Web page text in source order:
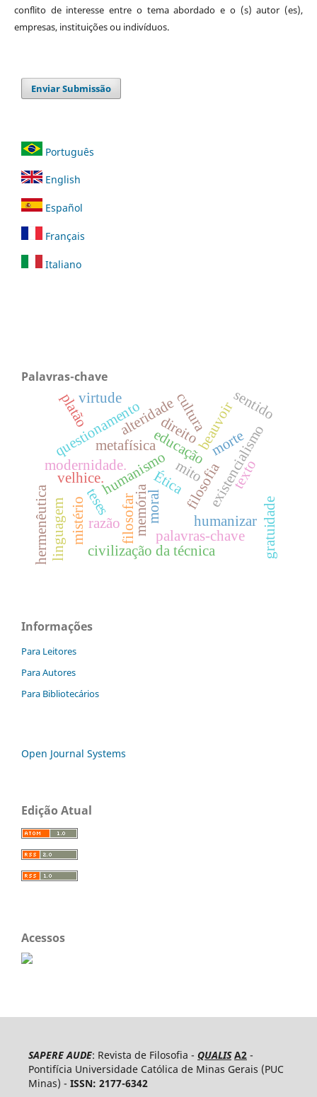
conflito de interesse entre o tema abordado e o (s) autor (es),
empresas, instituições ou indivíduos.
Enviar Submissão
Português
English
Español
Français
Italiano
Palavras-chave
filosofia
humanizar
humanismo
modernidade.
Ética
educaçãobeauvoir
existencialismo
memória
morte
velhice.
filosofar
civilização da técnica gratuidade
questionamento
mistério palavras-chave
metafísica direito
moral
cultura
linguagem
hermenêutica
platãovirtudealteridade sentido
teses
razão
mito texto
Informações
Para Leitores
Para Autores
Para Bibliotecários
Open Journal Systems
Edição Atual
Acessos
SAPERE AUDE: Revista de Filosofia - QUALIS A2-
Pontifícia Universidade Católica de Minas Gerais (PUC
Minas) - ISSN: 2177-6342